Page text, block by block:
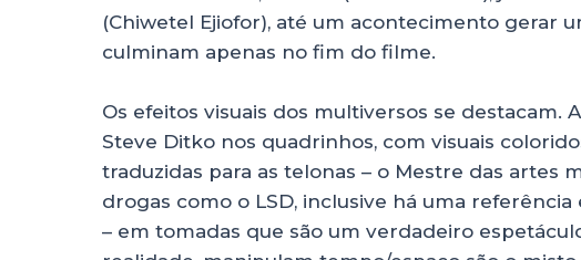
(Chiwetel Ejiofor), até um acontecimento gerar
culminam apenas no fim do filme.
Os efeitos visuais dos multiversos se destacam.
Steve Ditko nos quadrinhos, com visuais
traduzidas para as telonas – o Mestre das artes
drogas como o LSD, inclusive há uma
– em tomadas que são um verdadeiro